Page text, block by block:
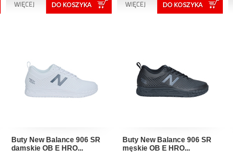
Buty New Balance 906 SR
damskie OB E HRO...
Buty New Balance 906 SR
męskie OB E HRO...